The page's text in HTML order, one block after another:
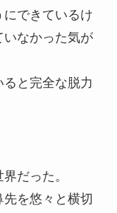
にできているけ
いなかった気が
と完全な脱力
だった。
を悠々と横切